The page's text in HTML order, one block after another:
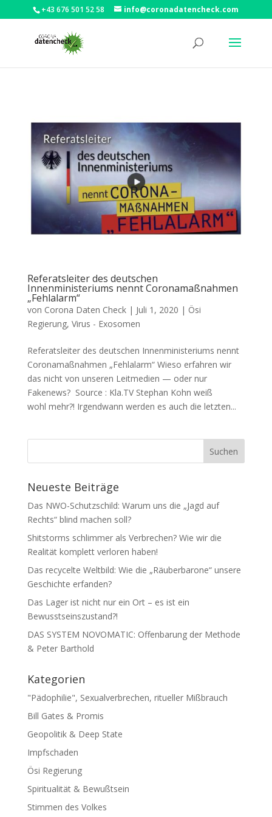
+43 676 501 52 58 info@coronadatencheck.com
Referatsleiter des deutschen
Innenministeriums nennt Coronamaßnahmen
„Fehlalarm“
von Corona Daten Check| Juli 1, 2020 | Ösi
Regierung, Virus - Exosomen
Referatsleiter des deutschen Innenministeriums nennt
Coronamaßnahmen „Fehlalarm“ Wie­so erfah­ren wir
das nicht von unse­ren Leit­me­di­en — oder nur
Fakenews? Source : Kla.TV Ste­phan Kohn weiß
wohl mehr?! Irgend­wann wer­den es auch die letz­ten...
Neueste Beiträge
Das NWO-Schutzschild: Warum uns die „Jagd auf
Rechts“ blind machen soll?
Shitstorms schlimmer als Verbrechen? Wie wir die
Realität komplett verloren haben!
Das recycelte Weltbild: Wie die „Räuberbarone“ unsere
Geschichte erfanden?
Das Lager ist nicht nur ein Ort – es ist ein
Bewusstseinszustand?!
DAS SYSTEM NOVOMATIC: Offenbarung der Methode
& Peter Barthold
Kategorien
"Pädophilie", Sexualverbrechen, ritueller Mißbrauch
Bill Gates & Promis
Geopolitik & Deep State
Impfschaden
Ösi Regierung
Spiritualität & Bewußtsein
Stimmen des Volkes